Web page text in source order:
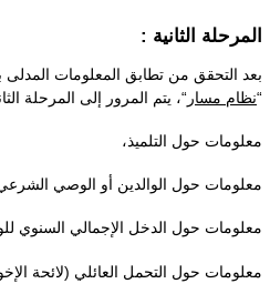
المرحلة الثانية :
بعد التحقق من تطابق المعلومات
“نظام مسار “، يتم المرور إلى المرحلة
معلومات حول التلميذ،
معلومات حول الوالدين أو الوصي
معلومات حول الدخل الإجمالي السنوي
معلومات حول التحمل العائلي (لائحة